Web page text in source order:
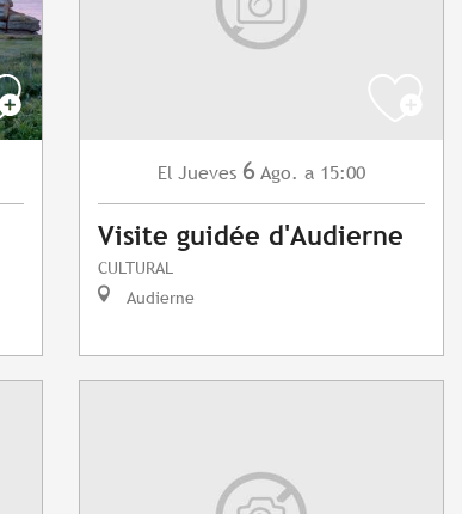
El Jueves 6 Ago. a 15:00
Visite guidée d'Audierne
CULTURAL
Audierne